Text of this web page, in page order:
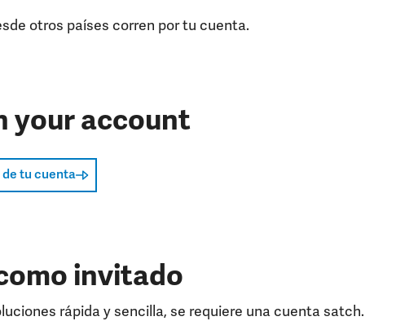
otros países corren por tu cuenta.
your account
tu cuenta
invitado
rápida y sencilla, se requiere una cuenta satch.